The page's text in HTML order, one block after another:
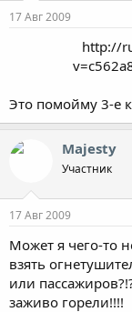
ы
л
а
17 Авг 2009
http://
Это помойму 3-е
Majesty
Участник
17 Авг 2009
Может я чего-то
взять
или
заживо горели!!!!